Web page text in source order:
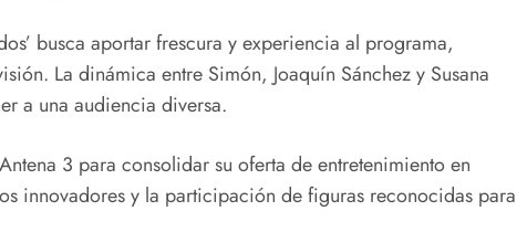
busca aportar frescura y experiencia al programa,
La dinámica entre Simón, Joaquín Sánchez y Susana
a una audiencia diversa.
3 para consolidar su oferta de entretenimiento en
innovadores y la participación de figuras reconocidas para